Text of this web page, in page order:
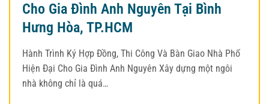
Cho Gia Đình Anh Nguyên Tại Bình
Hưng Hòa, TP.HCM
Hành Trình Ký Hợp Đồng, Thi Công Và Bàn Giao Nhà Phố
Hiện Đại Cho Gia Đình Anh Nguyên Xây dựng một ngôi
nhà không chỉ là quá…